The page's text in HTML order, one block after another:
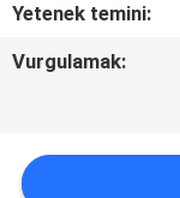
VAKALAR
HARITASI
Yetenek temini:
Vurgulamak: